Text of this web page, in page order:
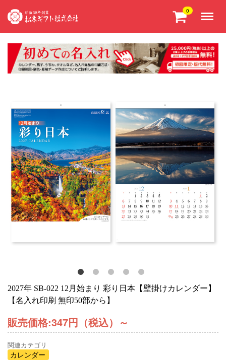
0
2027年 SB-022 12月始まり 彩り日本【壁掛けカレンダー】
【名入れ印刷 無印50部から】
販売価格:347円（税込） ～
関連カテゴリ
カレンダー